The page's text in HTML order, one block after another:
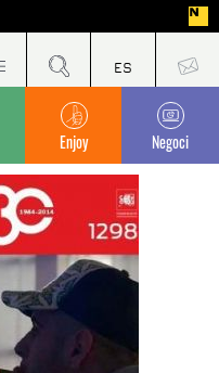
Enjoy Negoci